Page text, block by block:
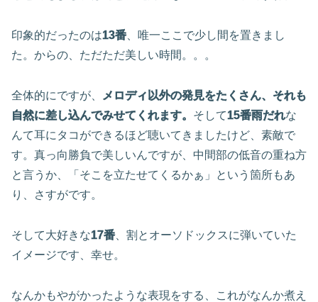
印象的だったのは13番、唯一ここで少し間を置きまし
た。からの、ただただ美しい時間。。。
全体的にですが、
メロディ以外の発見をたくさん、それも
自然に差し込んでみせてくれます。 そして15番雨だれな
んて耳にタコができるほど聴いてきましたけど、素敵で
す。真っ向勝負で美しいんですが、中間部の低音の重ね方
と言うか、「そこを立たせてくるかぁ」という箇所もあ
り、さすがです。
そして大好きな17番、割とオーソドックスに弾いていた
イメージです、幸せ。
なんかもやがかったような表現をする、これがなんか煮え